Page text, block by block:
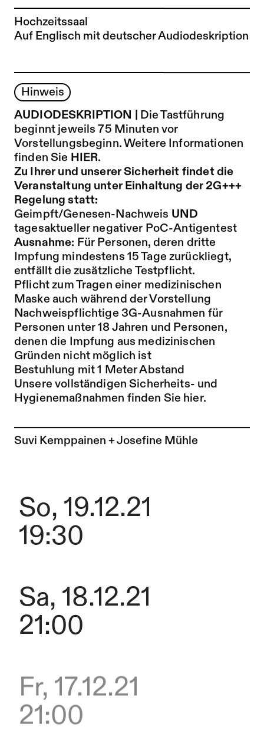
Hochzeitssaal
Auf Englisch mit deutscher Audiodeskription
Hinweis
AUDIODESKRIPTION |
Die Tastführung
beginnt jeweils 75 Minuten vor
Vorstellungsbeginn. Weitere Informationen
finden Sie HIER.
Zu Ihrer und unserer Sicherheit findet die
Veranstaltung unter Einhaltung der 2G+++
Regelung statt:
Geimpft/Genesen-Nachweis UND
tagesaktueller negativer PoC-Antigentest
Ausnahme: Für Personen, deren dritte
Impfung mindestens 15 Tage zurückliegt,
entfällt die zusätzliche Testpflicht.
Pflicht zum Tragen einer medizinischen
Maske auch während der Vorstellung
Nachweispflichtige 3G-Ausnahmen für
Personen unter 18 Jahren und Personen,
denen die Impfung aus medizinischen
Gründen nicht möglich ist
Bestuhlung mit 1 Meter Abstand
Unsere vollständigen Sicherheits- und
Hygienemaßnahmen finden Sie hier.
Zur Künstler*in-Seite von
Suvi Kemppainen + Josefine Mühle
So, 19.12.21
19:30
Sa, 18.12.21
21:00
Fr, 17.12.21
21:00